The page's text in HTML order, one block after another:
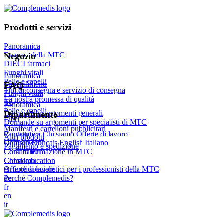
Prodotti e servizi
Panoramica
Farmaci della MTC
DIECI farmaci
Funghi vitali
Pelle e capelli
Tipi di consegna e servizio di consegna
La nostra promessa di qualità
Negozio
Panoramica
Superalimenti
Funghi vitali
Tè
Pelle e capelli
Libri
Manifesti e cartelloni pubblicitari
Altri prodotti
Pagamento e spedizione
FAQ
Panoramica
Domande su argomenti generali
Domande su argomenti per specialisti di MTC
Dipartimento
Panoramica
Compleweb
Corsi di formazione in MTC
Compleducation
Articoli specialistici per i professionisti della MTC
Perché Complemedis?
Contattateci Chi siamo Offerte di lavoro
DeutschFrançaisEnglish Italiano
Contattateci
Chi siamo
Offerte di lavoro
de
fr
en
it